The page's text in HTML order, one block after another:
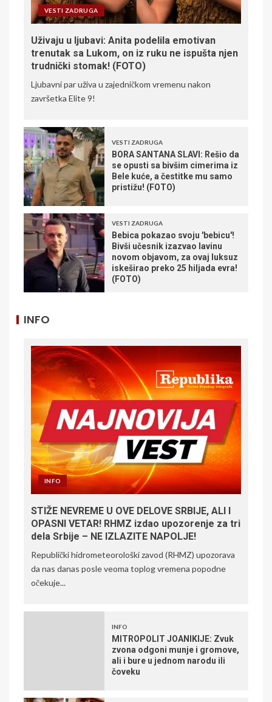
VESTI ZADRUGA
Uživaju u ljubavi: Anita podelila emotivan
trenutak sa Lukom, on iz ruku ne ispušta njen
trudnički stomak! (FOTO)
Ljubavni par uživa u zajedničkom vremenu nakon
završetka Elite 9!
VESTI ZADRUGA
BORA SANTANA SLAVI: Rešio da
se opusti sa bivšim cimerima iz
Bele kuće, a čestitke mu samo
pristižu! (FOTO)
VESTI ZADRUGA
Bebica pokazao svoju 'bebicu'!
Bivši učesnik izazvao lavinu
novom objavom, za ovaj luksuz
iskeširao preko 25 hiljada evra!
(FOTO)
INFO
INFO
STIŽE NEVREME U OVE DELOVE SRBIJE, ALI I
OPASNI VETAR! RHMZ izdao upozorenje za tri
dela Srbije – NE IZLAZITE NAPOLJE!
Republički hidrometeorološki zavod (RHMZ) upozorava
da nas danas posle veoma toplog vremena popodne
očekuje...
INFO
MITROPOLIT JOANIKIJE: Zvuk
zvona odgoni munje i gromove,
ali i bure u jednom narodu ili
čoveku